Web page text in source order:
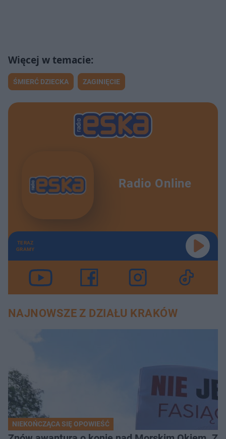
ŚMIERĆ DZIECKA ZAGINIĘCIE
Radio Online
TERAZ
GRAMY
NAJNOWSZE Z DZIAŁU KRAKÓW
NIEKOŃCZĄCA SIĘ OPOWIEŚĆ